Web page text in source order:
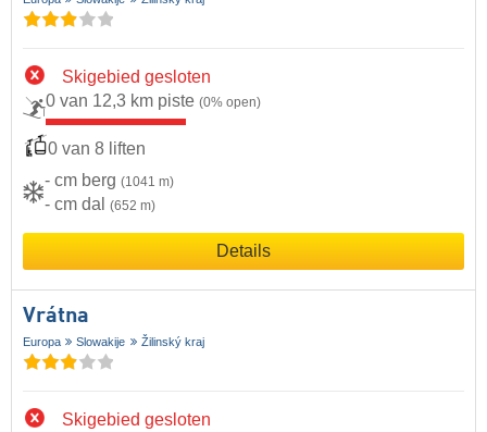
Skigebied gesloten
0 van 12,3 km piste (0% open)
0 van 8 liften
- cm berg (1041 m)
- cm dal (652 m)
Details
Vrátna
Europa Slowakije Žilinský kraj
Skigebied gesloten